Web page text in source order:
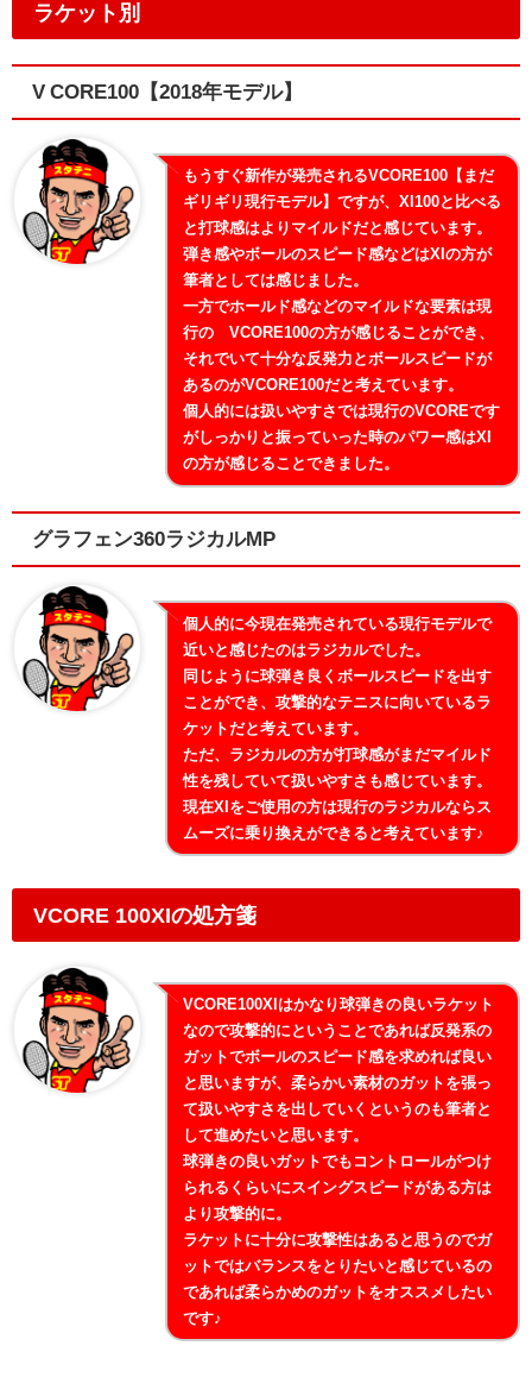
ラケット別
V CORE100【2018年モデル】
もうすぐ新作が発売されるVCORE100【まだ
ギリギリ現行モデル】ですが、XI100と比べる
と打球感はよりマイルドだと感じています。
弾き感やボールのスピード感などはXIの方が
筆者としては感じました。
一方でホールド感などのマイルドな要素は現
行の VCORE100の方が感じることができ、
それでいて十分な反発力とボールスピードが
あるのがVCORE100だと考えています。
個人的には扱いやすさでは現行のVCOREです
がしっかりと振っていった時のパワー感はXI
の方が感じることできました。
グラフェン360ラジカルMP
個人的に今現在発売されている現行モデルで
近いと感じたのはラジカルでした。
同じように球弾き良くボールスピードを出す
ことができ、攻撃的なテニスに向いているラ
ケットだと考えています。
ただ、ラジカルの方が打球感がまだマイルド
性を残していて扱いやすさも感じています。
現在XIをご使用の方は現行のラジカルならス
ムーズに乗り換えができると考えています♪
VCORE 100XIの処方箋
VCORE100XIはかなり球弾きの良いラケット
なので攻撃的にということであれば反発系の
ガットでボールのスピード感を求めれば良い
と思いますが、柔らかい素材のガットを張っ
て扱いやすさを出していくというのも筆者と
して進めたいと思います。
球弾きの良いガットでもコントロールがつけ
られるくらいにスイングスピードがある方は
より攻撃的に。
ラケットに十分に攻撃性はあると思うのでガ
ットではバランスをとりたいと感じているの
であれば柔らかめのガットをオススメしたい
です♪